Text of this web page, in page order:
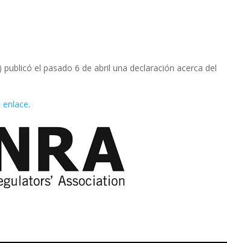
el pasado 6 de abril una declaración acerca del
enlace.